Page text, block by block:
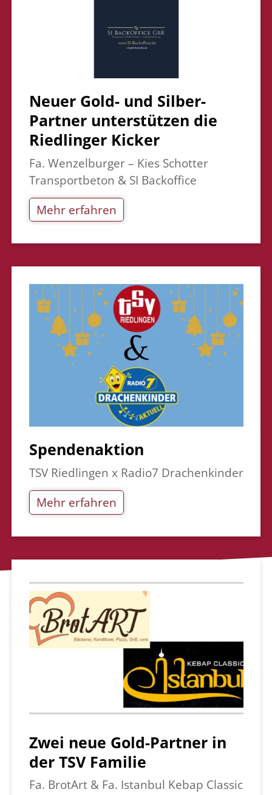
Neuer Gold- und Silber-
Partner unterstützen die
Riedlinger Kicker
Fa. Wenzelburger – Kies Schotter
Transportbeton & SI Backoffice
Mehr erfahren
Spendenaktion
TSV Riedlingen x Radio7 Drachenkinder
Mehr erfahren
Zwei neue Gold-Partner in
der TSV Familie
Fa. BrotArt & Fa. Istanbul Kebap Classic